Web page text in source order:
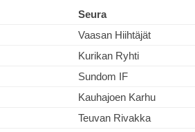
Seura
Vaasan Hiihtäjät
Kurikan Ryhti
Sundom IF
Kauhajoen Karhu
Teuvan Rivakka